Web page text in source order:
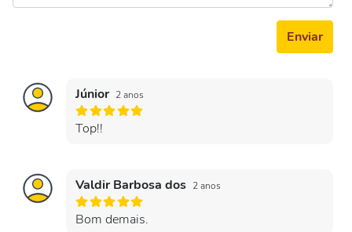
Enviar
Júnior 2 anos
Top!!
Valdir Barbosa dos 2 anos
Bom demais.